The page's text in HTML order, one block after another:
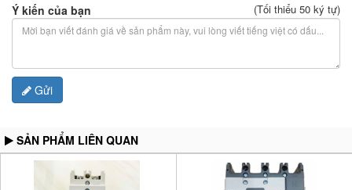
Ý kiến của bạn (Tối thiểu 50 ký tự)
Gửi
SẢN PHẨM LIÊN QUAN